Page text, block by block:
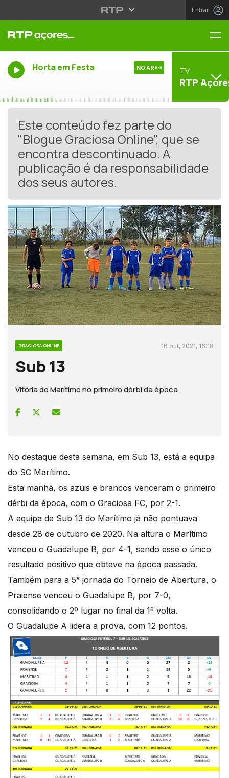
Entrar
Horta em Festa NO AR TV
RTP
Este conteúdo fez parte do
"Blogue Graciosa Online", que se
encontra descontinuado. A
publicação é da responsabilidade
dos seus autores.
GRACIOSA ONLINE 16 out, 2021, 16:18
Sub 13
Vitória do Marítimo no primeiro dérbi da época
No destaque desta semana, em Sub 13, está a equipa
do SC Marítimo.
Esta manhã, os azuis e brancos venceram o primeiro
dérbi da época, com o Graciosa FC, por 2-1.
A equipa de Sub 13 do Marítimo já não pontuava
desde 28 de outubro de 2020. Na altura o Marítimo
venceu o Guadalupe B, por 4-1, sendo esse o único
resultado positivo que obteve na época passada.
Também para a 5ª jornada do Torneio de Abertura, o
Praiense venceu o Guadalupe B, por 7-0,
consolidando o 2º lugar no final da 1ª volta.
O Guadalupe A lidera a prova, com 12 pontos.